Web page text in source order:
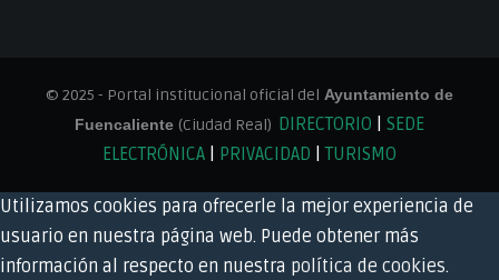
© 2025 - Portal institucional oficial del Ayuntamiento de
Fuencaliente (Ciudad Real) DIRECTORIO
SEDE
ELECTRÓNICA
PRIVACIDAD |TURISMO
Utilizamos cookies para ofrecerle la mejor experiencia de
usuario en nuestra página web. Puede obtener más
información al respecto en nuestra política de cookies.